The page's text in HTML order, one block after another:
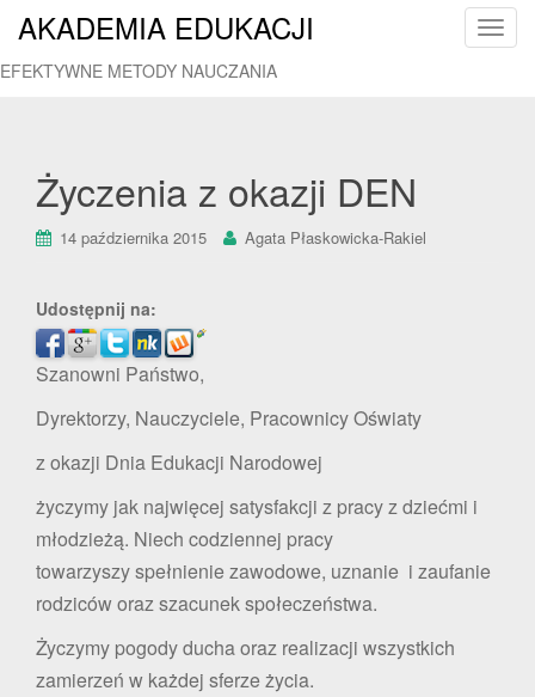
T
AKADEMIA EDUKACJI
EFEKTYWNE METODY NAUCZANIA
Życzenia z okazji DEN
14 października 2015 Agata Płaskowicka-Rakiel
Udostępnij na:
Szanowni Państwo,
Dyrektorzy, Nauczyciele, Pracownicy Oświaty
z okazji Dnia Edukacji Narodowej
życzymy jak najwięcej satysfakcji z pracy z dziećmi i
młodzieżą. Niech codziennej pracy
towarzyszy spełnienie zawodowe, uznanie i zaufanie
rodziców oraz szacunek społeczeństwa.
Życzymy pogody ducha oraz realizacji wszystkich
zamierzeń w każdej sferze życia.